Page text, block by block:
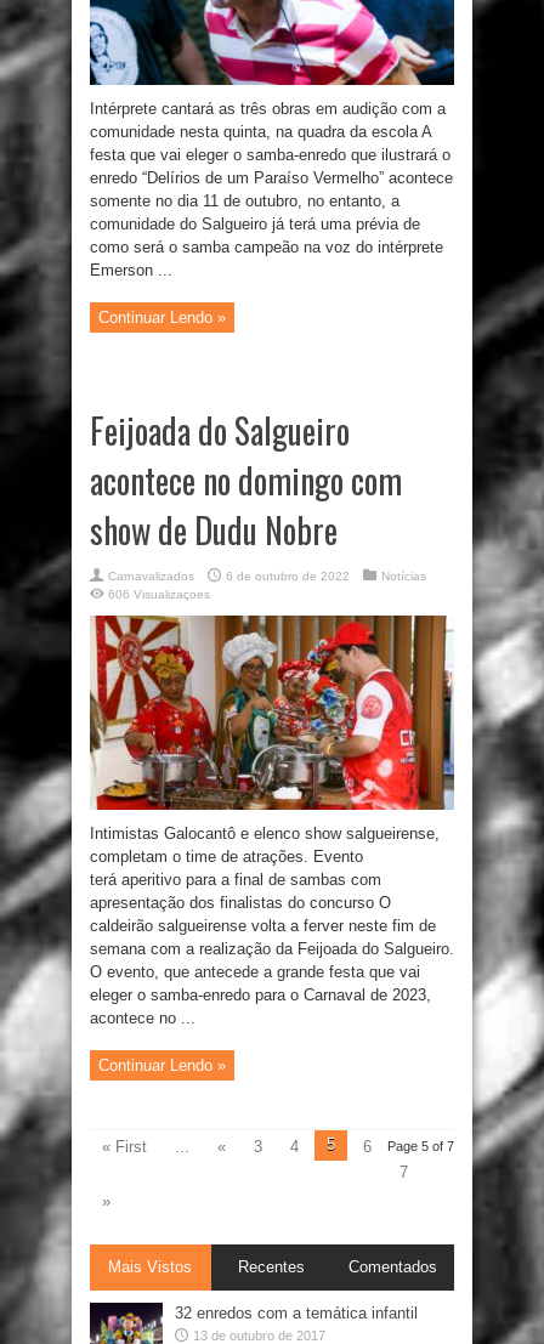
Intérprete cantará as três obras em audição com a
comunidade nesta quinta, na quadra da escola A
festa que vai eleger o samba-enredo que ilustrará o
enredo “Delírios de um Paraíso Vermelho” acontece
somente no dia 11 de outubro, no entanto, a
comunidade do Salgueiro já terá uma prévia de
como será o samba campeão na voz do intérprete
Emerson ...
Continuar Lendo »
Feijoada do Salgueiro
acontece no domingo com
show de Dudu Nobre
Carnavalizados 6 de outubro de 2022
Notícias
606 Visualizaçoes
Intimistas Galocantô e elenco show salgueirense,
completam o time de atrações. Evento
terá aperitivo para a final de sambas com
apresentação dos finalistas do concurso O
caldeirão salgueirense volta a ferver neste fim de
semana com a realização da Feijoada do Salgueiro.
O evento, que antecede a grande festa que vai
eleger o samba-enredo para o Carnaval de 2023,
acontece no ...
Continuar Lendo »
Page 5 of 7
« First ... « 3 4 5
6
7
»
Mais Vistos Recentes Comentados
32 enredos com a temática infantil
13 de outubro de 2017